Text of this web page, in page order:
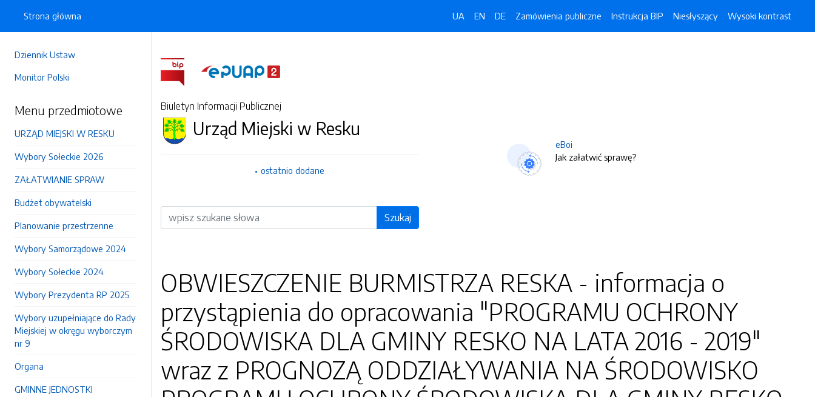
Dziennik Ustaw
Monitor Polski
Menu przedmiotowe
URZĄD MIEJSKI W RESKU
Wybory Sołeckie 2026
ZAŁATWIANIE SPRAW
Budżet obywatelski
Planowanie przestrzenne
Wybory Samorządowe 2024
Wybory Sołeckie 2024
Wybory Prezydenta RP 2025
Wybory uzupełniające do Rady
Miejskiej w okręgu wyborczym
nr 9
Organa
GMINNE JEDNOSTKI
Strona główna UA EN DE Zamówienia publiczne Instrukcja BIP Niesłyszący Wysoki kontrast
Biuletyn Informacji Publicznej
Urząd Miejski w Resku
ostatnio dodane
Wyszukiwarka Szukaj
eBoi
Jak załatwić sprawę?
OBWIESZCZENIE BURMISTRZA RESKA - informacja o
przystąpienia do opracowania "PROGRAMU OCHRONY
ŚRODOWISKA DLA GMINY RESKO NA LATA 2016 - 2019"
wraz z PROGNOZĄ ODDZIAŁYWANIA NA ŚRODOWISKO